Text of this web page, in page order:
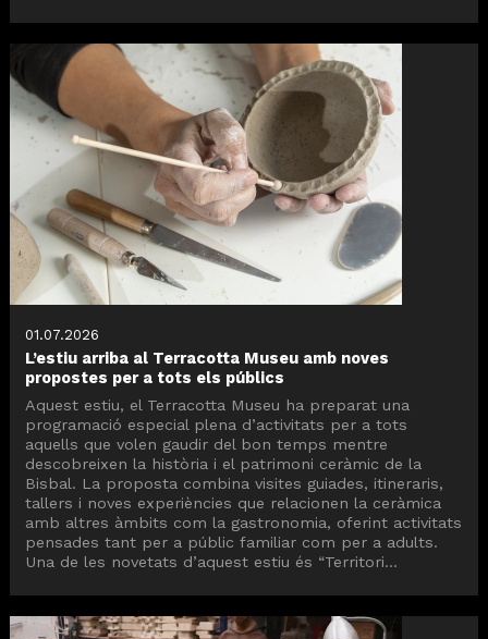
01.07.2026
L’estiu arriba al Terracotta Museu amb noves
propostes per a tots els públics
Aquest estiu, el Terracotta Museu ha preparat una
programació especial plena d’activitats per a tots
aquells que volen gaudir del bon temps mentre
descobreixen la història i el patrimoni ceràmic de la
Bisbal. La proposta combina visites guiades, itineraris,
tallers i noves experiències que relacionen la ceràmica
amb altres àmbits com la gastronomia, oferint activitats
pensades tant per a públic familiar com per a adults.
Una de les novetats d’aquest estiu és “Territori...